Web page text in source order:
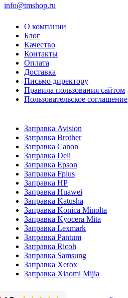
info@tmshop.ru
О компании
Блог
Качество
Контакты
Оплата
Доставка
Письмо директору
Правила пользования сайтом
Пользовательское соглашение
Заправка Avision
Заправка Brother
Заправка Canon
Заправка Deli
Заправка Epson
Заправка Fplus
Заправка HP
Заправка Huawei
Заправка Katusha
Заправка Konica Minolta
Заправка Kyocera Mita
Заправка Lexmark
Заправка Pantum
Заправка Ricoh
Заправка Samsung
Заправка Xerox
Заправка Xiaomi Mijia